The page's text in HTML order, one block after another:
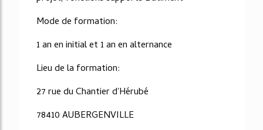
Mode de formation:
1 an en initial et 1 an en alternance
Lieu de la formation:
27 rue du Chantier d'Hérubé
78410 AUBERGENVILLE